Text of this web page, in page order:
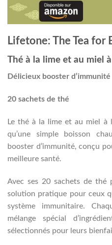
Lifetone: The Tea for
Thé à la lime et au miel à
Délicieux booster d’immunité
20 sachets de thé
Le thé à la lime et au miel à
qu’une simple boisson
booster d’immunité, conçu
meilleure santé.
Avec ses 20 sachets de
solution pratique pour ceux
système immunitaire.
mélange spécial
sélectionnés pour leurs